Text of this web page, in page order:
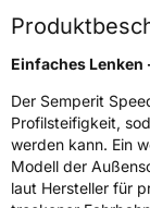
Rollgeräusch
Rollgeräusch (dB)
FahrzeugklasseC1
3PMSF /
Einfaches
Der Semperit
Profilsteifigkeit,
werden kann. Ein
Modell der
laut Hersteller für